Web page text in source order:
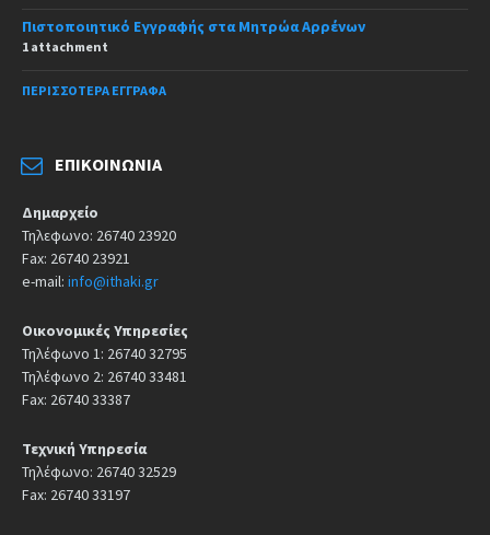
Πιστοποιητικό Εγγραφής στα Μητρώα Αρρένων
1 attachment
ΠΕΡΙΣΣΌΤΕΡΑ ΈΓΓΡΑΦΑ
ΕΠΙΚΟΙΝΩΝΊΑ
Δημαρχείο
Τηλεφωνο: 26740 23920
Fax: 26740 23921
e-mail: info@ithaki.gr
Οικονομικές Υπηρεσίες
Τηλέφωνο 1: 26740 32795
Τηλέφωνο 2: 26740 33481
Fax: 26740 33387
Τεχνική Υπηρεσία
Τηλέφωνο: 26740 32529
Fax: 26740 33197